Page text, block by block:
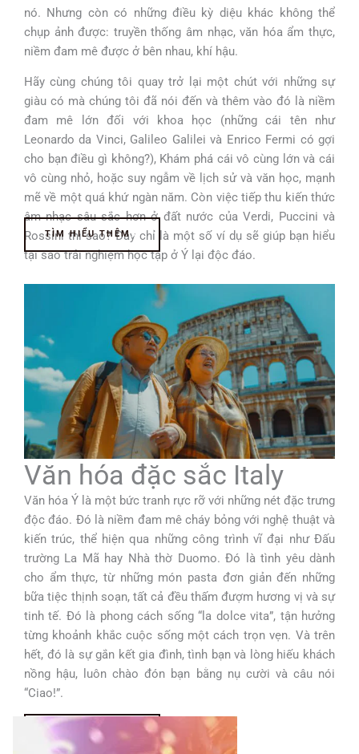
nó. Nhưng còn có những điều kỳ diệu khác không thể
chụp ảnh được: truyền thống âm nhạc, văn hóa ẩm thực,
niềm đam mê được ở bên nhau, khí hậu.
Hãy cùng chúng tôi quay trở lại một chút với những sự
giàu có mà chúng tôi đã nói đến và thêm vào đó là niềm
đam mê lớn đối với khoa học (những cái tên như
Leonardo da Vinci, Galileo Galilei và Enrico Fermi có gợi
cho bạn điều gì không?), Khám phá cái vô cùng lớn và cái
vô cùng nhỏ, hoặc suy ngẫm về lịch sử và văn học, mạnh
mẽ về một quá khứ ngàn năm. Còn việc tiếp thu kiến thức
âm nhạc sâu sắc hơn ở đất nước của Verdi, Puccini và
Rossini thì sao? Đây chỉ là một số ví dụ sẽ giúp bạn hiểu
tại sao trải nghiệm học tập ở Ý lại độc đáo.
TÌM HIỂU THÊM
Văn hóa đặc sắc Italy
Văn hóa Ý là một bức tranh rực rỡ với những nét đặc trưng
độc đáo. Đó là niềm đam mê cháy bỏng với nghệ thuật và
kiến trúc, thể hiện qua những công trình vĩ đại như Đấu
trường La Mã hay Nhà thờ Duomo. Đó là tình yêu dành
cho ẩm thực, từ những món pasta đơn giản đến những
bữa tiệc thịnh soạn, tất cả đều thấm đượm hương vị và sự
tinh tế. Đó là phong cách sống “la dolce vita”, tận hưởng
từng khoảnh khắc cuộc sống một cách trọn vẹn. Và trên
hết, đó là sự gắn kết gia đình, tình bạn và lòng hiếu khách
nồng hậu, luôn chào đón bạn bằng nụ cười và câu nói
“Ciao!”.
TÌM HIỂU THÊM